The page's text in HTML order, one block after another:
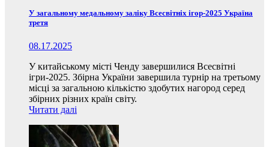
У загальному медальному заліку Всесвітніх ігор-2025 Україна
третя
08.17.2025
У китайському місті Ченду завершилися Всесвітні
ігри-2025. Збірна України завершила турнір на третьому
місці за загальною кількістю здобутих нагород серед
збірних різних країн світу.
Читати далі